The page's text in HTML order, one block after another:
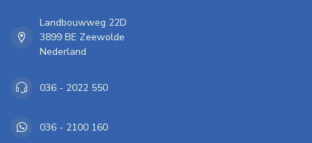
Landbouwweg 22D
3899 BE Zeewolde
Nederland
036 - 2022 550
036 - 2100 160